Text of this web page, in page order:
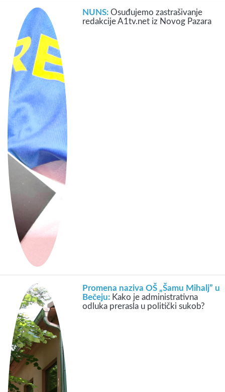
NUNS:Osuđujemo zastrašivanje
redakcije A1tv.net iz Novog Pazara
Promena naziva OŠ „Šamu Mihalj” u
Bečeju: Kako je administrativna
odluka prerasla u politički sukob?